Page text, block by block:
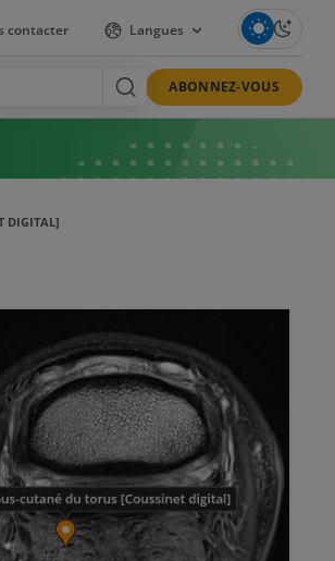
contacter Langues
ABONNEZ-VOUS
DIGITAL]